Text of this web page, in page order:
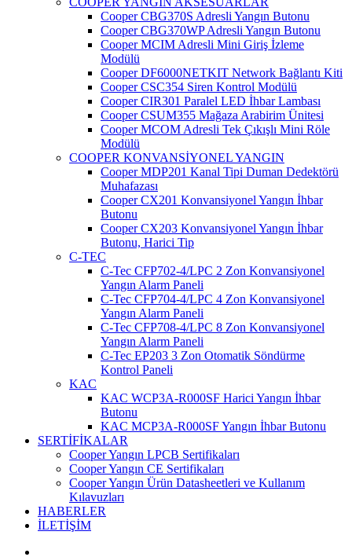
Cooper CBG370S Adresli Yangın Butonu
Cooper CBG370WP Adresli Yangın Butonu
Cooper MCIM Adresli Mini Giriş İzleme
Modülü
Cooper DF6000NETKIT Network Bağlantı Kiti
Cooper CSC354 Siren Kontrol Modülü
Cooper CIR301 Paralel LED İhbar Lambası
Cooper CSUM355 Mağaza Arabirim Ünitesi
Cooper MCOM Adresli Tek Çıkışlı Mini Röle
Modülü
COOPER KONVANSİYONEL YANGIN
Cooper MDP201 Kanal Tipi Duman Dedektörü
Muhafazası
Cooper CX201 Konvansiyonel Yangın İhbar
Butonu
Cooper CX203 Konvansiyonel Yangın İhbar
Butonu, Harici Tip
C-TEC
C-Tec CFP702-4/LPC 2 Zon Konvansiyonel
Yangın Alarm Paneli
C-Tec CFP704-4/LPC 4 Zon Konvansiyonel
Yangın Alarm Paneli
C-Tec CFP708-4/LPC 8 Zon Konvansiyonel
Yangın Alarm Paneli
C-Tec EP203 3 Zon Otomatik Söndürme
Kontrol Paneli
KAC
KAC WCP3A-R000SF Harici Yangın İhbar
Butonu
KAC MCP3A-R000SF Yangın İhbar Butonu
SERTİFİKALAR
Cooper Yangın LPCB Sertifikaları
Cooper Yangın CE Sertifikaları
Cooper Yangın Ürün Datasheetleri ve Kullanım
Kılavuzları
HABERLER
İLETİŞİM